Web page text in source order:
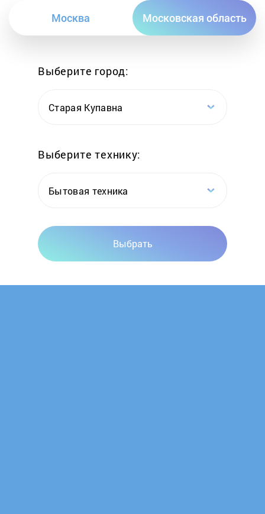
Москва Московская область
Выберите город:
Старая Купавна
Выберите технику:
Бытовая техника
Выбрать